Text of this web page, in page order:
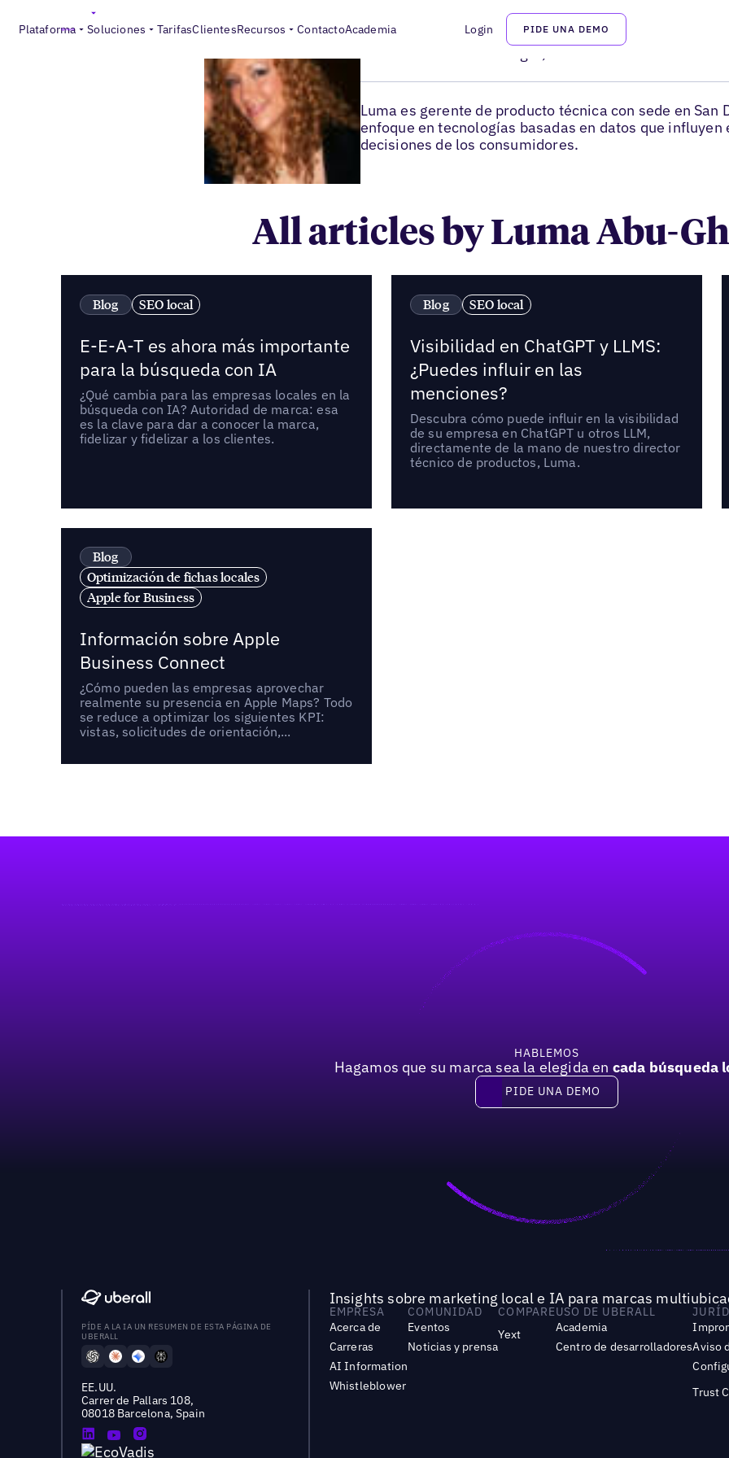
Plataforma Soluciones TarifasClientesRecursos ContactoAcademia Login PIDE UNA DEMO
Luma Abu-Ghazaleh
Luma es gerente de producto técnica con sede en San
enfoque en tecnologías basadas en datos que influyen
decisiones de los consumidores.
All articles by Luma Abu-
Blog SEO local
E-E-A-T es ahora más importante
para la búsqueda con IA
¿Qué cambia para las empresas locales en la
búsqueda con IA? Autoridad de marca: esa
es la clave para dar a conocer la marca,
fidelizar y fidelizar a los clientes.
Blog SEO local
Visibilidad en ChatGPT y LLMS:
¿Puedes influir en las
menciones?
Descubra cómo puede influir en la visibilidad
de su empresa en ChatGPT u otros LLM,
directamente de la mano de nuestro director
técnico de productos, Luma.
Blog
Optimización de fichas locales
Apple for Business
Información sobre Apple
Business Connect
¿Cómo pueden las empresas aprovechar
realmente su presencia en Apple Maps? Todo
se reduce a optimizar los siguientes KPI:
vistas, solicitudes de orientación,...
HABLEMOS
Hagamos que su marca sea la elegida en cada búsqueda
Pide una demo
PIDE UNA DEMO
PÍDE A LA IA UN RESUMEN DE ESTA PÁGINA DE
UBERALL
EE.UU.
Carrer de Pallars 108,
08018 Barcelona, Spain
Insights sobre marketing local e IA para marcas
EMPRESA
Acerca de
Carreras
AI Information
Whistleblower
COMUNIDAD
Eventos
Noticias y prensa
COMPARE
Yext
USO DE UBERALL
Academia
Centro de desarrolladoresAviso
Trust